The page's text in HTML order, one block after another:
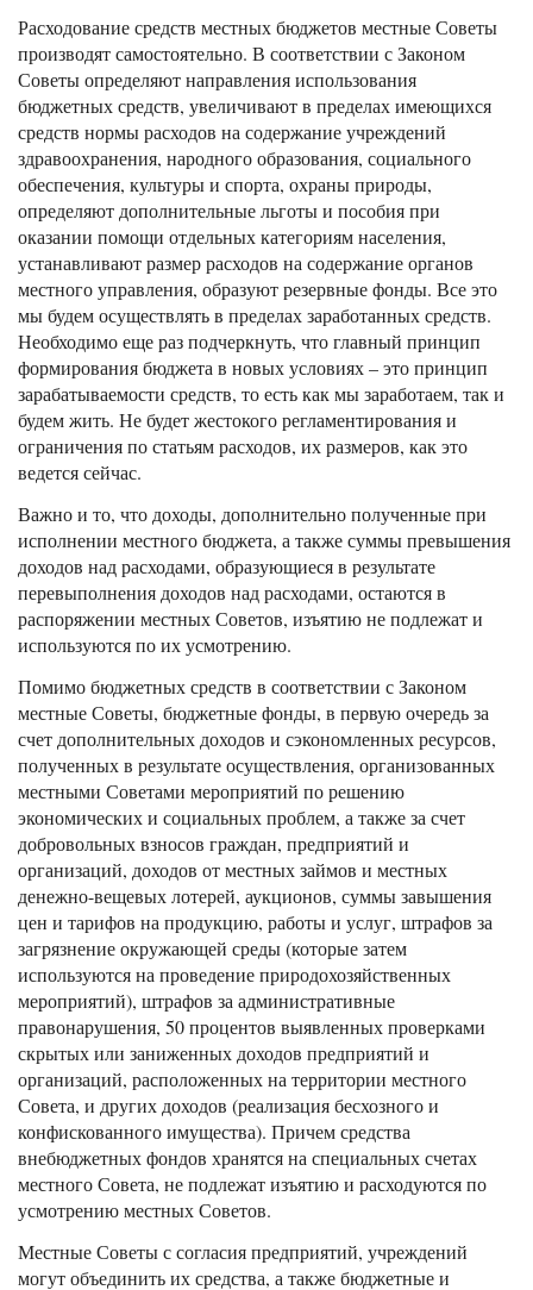
Расходование средств местных бюджетов местные Советы
производят самостоятельно. В соответствии с Законом
Советы определяют направления использования
бюджетных средств, увеличивают в пределах имеющихся
средств нормы расходов на содержание учреждений
здравоохранения, народного образования, социального
обеспечения, культуры и спорта, охраны природы,
определяют дополнительные льготы и пособия при
оказании помощи отдельных категориям населения,
устанавливают размер расходов на содержание органов
местного управления, образуют резервные фонды. Все это
мы будем осуществлять в пределах заработанных средств.
Необходимо еще раз подчеркнуть, что главный принцип
формирования бюджета в новых условиях – это принцип
зарабатываемости средств, то есть как мы заработаем, так и
будем жить. Не будет жестокого регламентирования и
ограничения по статьям расходов, их размеров, как это
ведется сейчас.
Важно и то, что доходы, дополнительно полученные при
исполнении местного бюджета, а также суммы превышения
доходов над расходами, образующиеся в результате
перевыполнения доходов над расходами, остаются в
распоряжении местных Советов, изъятию не подлежат и
используются по их усмотрению.
Помимо бюджетных средств в соответствии с Законом
местные Советы, бюджетные фонды, в первую очередь за
счет дополнительных доходов и сэкономленных ресурсов,
полученных в результате осуществления, организованных
местными Советами мероприятий по решению
экономических и социальных проблем, а также за счет
добровольных взносов граждан, предприятий и
организаций, доходов от местных займов и местных
денежно-вещевых лотерей, аукционов, суммы завышения
цен и тарифов на продукцию, работы и услуг, штрафов за
загрязнение окружающей среды (которые затем
используются на проведение природохозяйственных
мероприятий), штрафов за административные
правонарушения, 50 процентов выявленных проверками
скрытых или заниженных доходов предприятий и
организаций, расположенных на территории местного
Совета, и других доходов (реализация бесхозного и
конфискованного имущества). Причем средства
внебюджетных фондов хранятся на специальных счетах
местного Совета, не подлежат изъятию и расходуются по
усмотрению местных Советов.
Местные Советы с согласия предприятий, учреждений
могут объединить их средства, а также бюджетные и